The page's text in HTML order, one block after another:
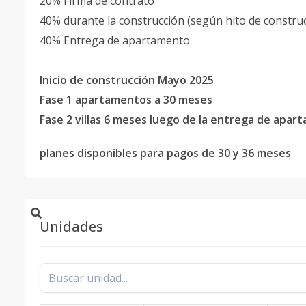
40% durante la construcción (según hito de
40% Entrega de apartamento
Inicio de construcción Mayo 2025
Fase 1 apartamentos a 30 meses
Fase 2 villas 6 meses luego de la entrega de
planes disponibles para pagos de 30 y 36 meses
Unidades